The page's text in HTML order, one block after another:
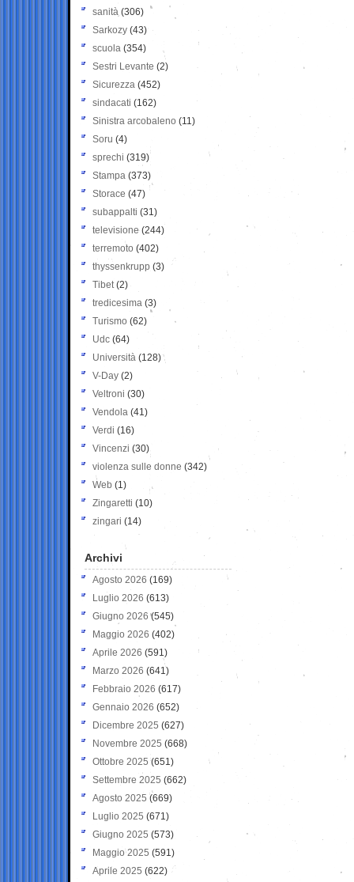
sanità (306)
Sarkozy (43)
scuola (354)
Sestri Levante (2)
Sicurezza (452)
sindacati (162)
Sinistra arcobaleno (11)
Soru (4)
sprechi (319)
Stampa (373)
Storace (47)
subappalti (31)
televisione(244)
terremoto (402)
thyssenkrupp (3)
Tibet(2)
tredicesima (3)
Turismo (62)
Udc (64)
Università (128)
V-Day (2)
Veltroni (30)
Vendola (41)
Verdi (16)
Vincenzi (30)
violenza sulle donne (342)
Web (1)
Zingaretti (10)
zingari (14)
Archivi
Agosto 2026 (169)
Luglio 2026 (613)
Giugno 2026 (545)
Maggio 2026 (402)
Aprile 2026 (591)
Marzo 2026 (641)
Febbraio 2026 (617)
Gennaio 2026 (652)
Dicembre 2025 (627)
Novembre 2025 (668)
Ottobre 2025 (651)
Settembre 2025 (662)
Agosto 2025 (669)
Luglio 2025 (671)
Giugno 2025 (573)
Maggio 2025 (591)
Aprile 2025 (622)